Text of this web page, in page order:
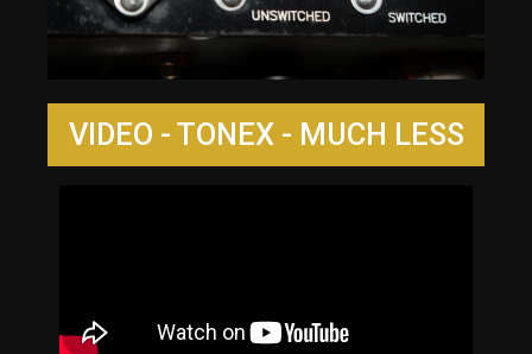
VIDEO - TONEX - MUCH LESS